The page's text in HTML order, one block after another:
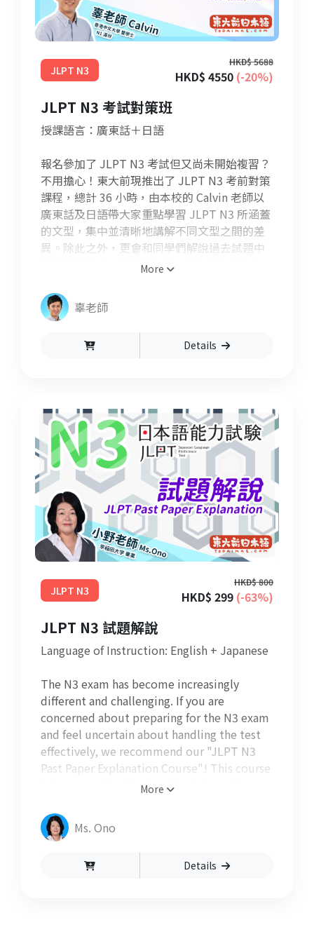
JLPT N3
HKD$ 5688
HKD$ 4550 (-20%)
JLPT N3 考試對策班
授課語言：廣東話＋日語
報名參加了 JLPT N3 考試但又尚未開始複習？
不用擔心！東大前現推出了 JLPT N3 考前對策
課程，總計 36 小時，由本校的 Calvin 老師以
廣東話及日語帶大家重點學習 JLPT N3 所涵蓋
的文型，集中並清晰地講解不同文型之間的差
異。除此之外，更會和同學們解說過去試題中
容易犯錯的 N3 題型及文法，讓大家在半年內
More
辜老師
Details
JLPT N3
HKD$ 800
HKD$ 299 (-63%)
JLPT N3 試題解說
Language of Instruction: English + Japanese
The N3 exam has become increasingly
different and challenging. If you are
concerned about preparing for the N3 exam
and feel uncertain about handling the test
effectively, we recommend our "JLPT N3
Past Paper Explanation Course"! This course
is instructed by Ms. Ono (Bachelor of Arts,
students in comprehending the exam
questions and format. It covers essential
components of the exam, including reading,
listening, grammar, and vocabulary, and will
More
Ms. Ono
Details